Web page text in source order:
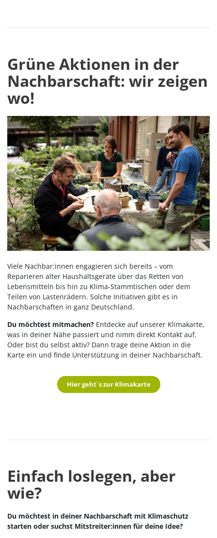
Grüne Aktionen in der
Nachbarschaft: wir zeigen
wo!
Viele Nachbar:innen engagieren sich bereits – vom
Reparieren alter Haushaltsgeräte über das Retten von
Lebensmitteln bis hin zu Klima-Stammtischen oder dem
Teilen von Lastenrädern. Solche Initiativen gibt es in
Nachbarschaften in ganz Deutschland.
Du möchtest mitmachen? Entdecke auf unserer Klimakarte,
was in deiner Nähe passiert und nimm direkt Kontakt auf.
Oder bist du selbst aktiv? Dann trage deine Aktion in die
Karte ein und finde Unterstützung in deiner Nachbarschaft.
Hier geht´s zur Klimakarte
Einfach loslegen, aber
wie?
Du möchtest in deiner Nachbarschaft mit Klimaschutz
starten oder suchst Mitstreiter:innen für deine Idee?